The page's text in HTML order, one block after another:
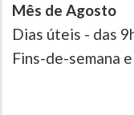
Mês de Agosto
Dias úteis - das
Fins-de-semana